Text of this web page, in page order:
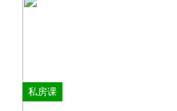
私房课